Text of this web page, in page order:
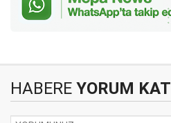
HABERE YORUM KAT